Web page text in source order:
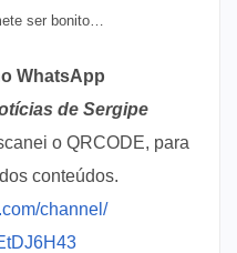
ser bonito…
WhatsApp
de Sergipe
o QRCODE, para
conteúdos.
channel/